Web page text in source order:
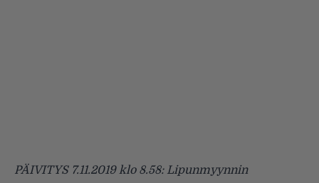
PÄIVITYS 7.11.2019 klo 8.58: Lipunmyynnin